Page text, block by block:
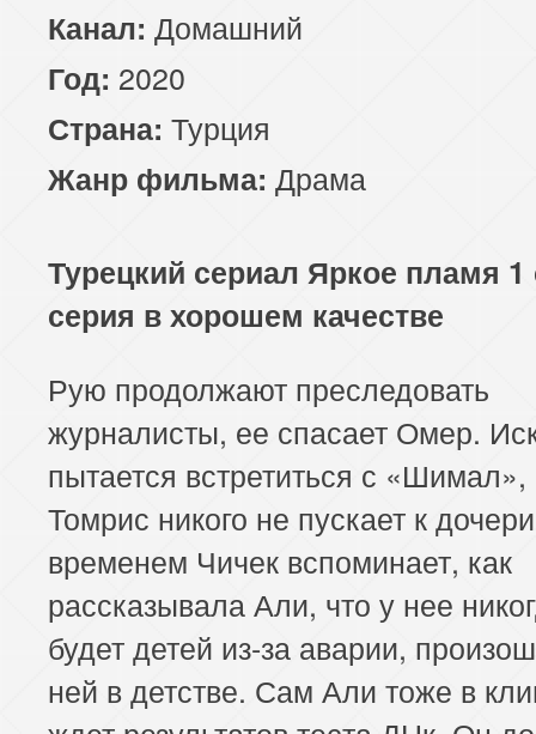
Канал: Домашний
Год: 2020
Страна: Турция
Жанр фильма: Драма
Турецкий сериал Яркое пламя 1
серия в хорошем качестве
Рую продолжают преследовать
журналисты, ее спасает Омер.
пытается встретиться с «Шимал»,
Томрис никого не пускает к
временем Чичек вспоминает, как
рассказывала Али, что у нее
будет детей из-за аварии,
ней в детстве. Сам Али тоже в